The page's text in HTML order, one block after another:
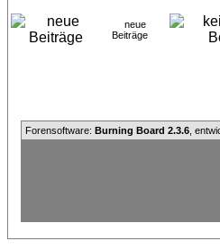
neue
Beiträge
Forensoftware: Burning Board 2.3.6 ,